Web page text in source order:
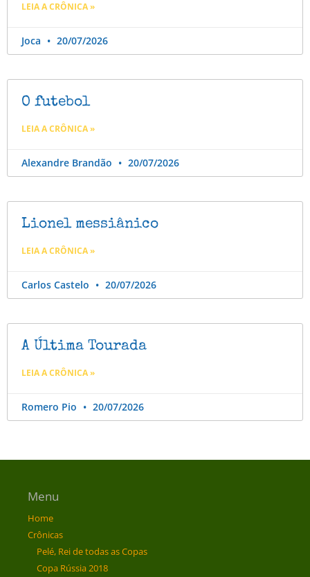
LEIA A CRÔNICA »
Joca 20/07/2026
O futebol
LEIA A CRÔNICA »
Alexandre Brandão 20/07/2026
Lionel messiânico
LEIA A CRÔNICA »
Carlos Castelo 20/07/2026
A Última Tourada
LEIA A CRÔNICA »
Romero Pio 20/07/2026
Menu
Home
Crônicas
Pelé, Rei de todas as Copas
Copa Rússia 2018